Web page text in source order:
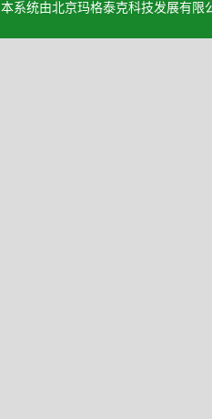
本系统由北京玛格泰克科技发展有